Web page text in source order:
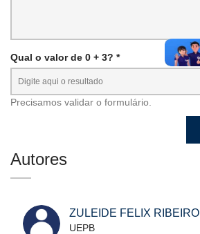
Qual o valor de 0 + 3? *
Precisamos validar o formulário.
Autores
ZULEIDE FELIX RIBEIRO
UEPB